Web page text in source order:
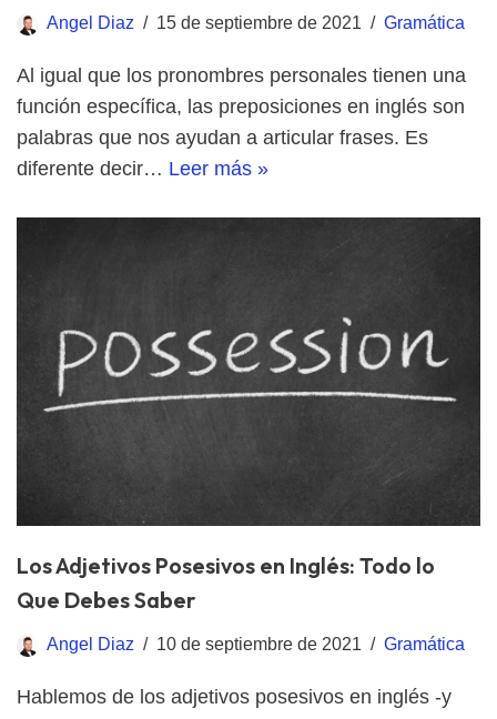
Angel Diaz 15 de septiembre de 2021 Gramática
Al igual que los pronombres personales tienen una
función específica, las preposiciones en inglés son
palabras que nos ayudan a articular frases. Es
diferente decir… Leer más »
Los Adjetivos Posesivos en Inglés: Todo lo
Que Debes Saber
Angel Diaz 10 de septiembre de 2021 Gramática
Hablemos de los adjetivos posesivos en inglés -y